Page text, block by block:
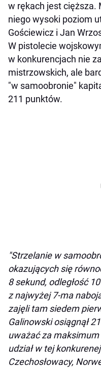
w rękach jest cięższa.
niego wysoki poziom
Gościewicz i Jan
W pistolecie
w konkurencjach nie
mistrzowskich, ale
"w samoobronie"
211 punktów.
"Strzelanie w
okazujących się
8 sekund, odległość
z najwyżej 7-ma
zajęli tam siedem
Galinowski osiągnął
uważać za
udział w tej
Czechosłowacy,